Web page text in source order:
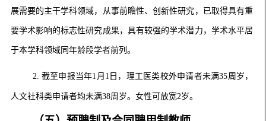
展需要的主干学科领域，从事前瞻性、创新性研究，已取得具有重
要学术影响的标志性研究成果，具有较强的学术潜力，学术水平居
于本学科领域同年龄段学者前列。
2. 截至申报当年1 月 1 日，理工医类校外申请者未满35周岁 ，
人文社科类申请者均未满38周岁。女性可放宽2岁。